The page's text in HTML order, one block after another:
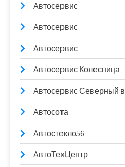
Автосервис
Автосервис
Автосервис
Автосервис Колесница
Автосервис Северный
Автосота
Автостекло56
АвтоТехЦентр